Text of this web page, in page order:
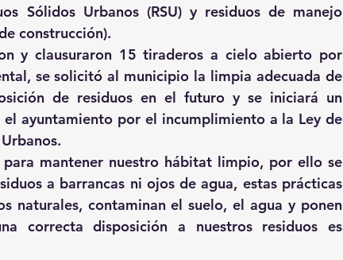
Sólidos Urbanos (RSU) y residuos de manejo
construcción).
y clausuraron 15 tiraderos a cielo abierto por
se solicitó al municipio la limpia adecuada de
de residuos en el futuro y se iniciará un
ayuntamiento por el incumplimiento a la Ley de
mantener nuestro hábitat limpio, por ello se
a barrancas ni ojos de agua, estas prácticas
naturales, contaminan el suelo, el agua y ponen
correcta disposición a nuestros residuos es